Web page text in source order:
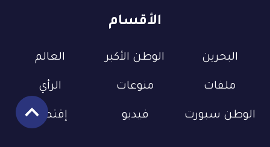
الأقسام
البحرين الوطن الأكبر العالم
ملفات منوعات الرأي
الوطن سبورت فيديو إقتصاد